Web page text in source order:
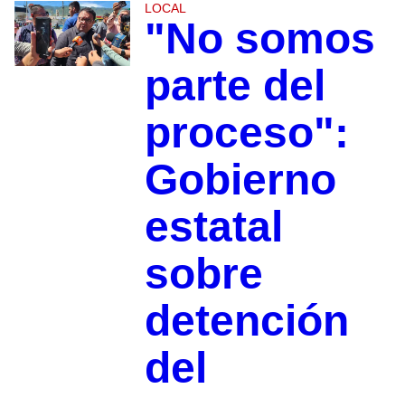
LOCAL
"No somos
parte del
proceso":
Gobierno
estatal
sobre
detención
del